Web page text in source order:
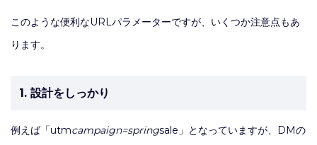
このような便利なURLパラメーターですが、いくつか注意点もあ
ります。
1. 設計をしっかり
例えば「utmcampaign=springsale」となっていますが、DMの